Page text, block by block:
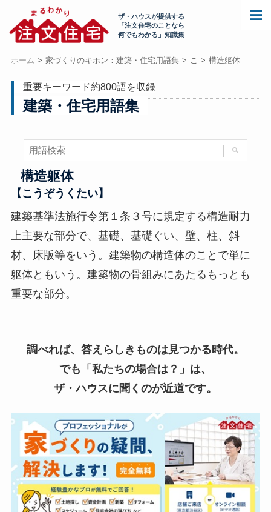
ザ・ハウスが提供する
「注文住宅のことなら
何でもわかる」知識集
ホーム 家づくりのキホン：建築・住宅用語集 こ 構造躯体
重要キーワード約800語を収録
建築・住宅用語集
構造躯体
【こうぞうくたい】
建築基準法施行令第１条３号に規定する構造耐力
上主要な部分で、基礎、基礎ぐい、壁、柱、斜
材、床版等をいう。建築物の構造体のことで単に
躯体ともいう。建築物の骨組みにあたるもっとも
重要な部分。
調べれば、答えらしきものは見つかる時代。
でも「私たちの場合は？」は、
ザ・ハウスに聞くのが近道です。